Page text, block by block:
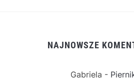
NAJNOWSZE
Gabriela -